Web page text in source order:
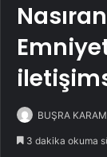
BUŞRA
3 dakika okuma